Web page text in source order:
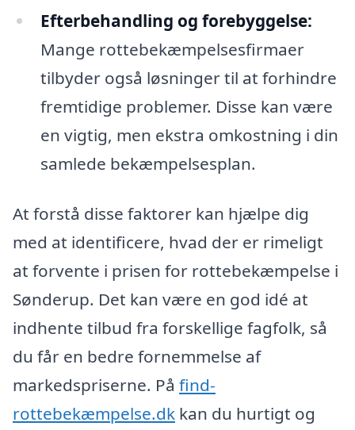
Efterbehandling og forebyggelse:
Mange rottebekæmpelsesfirmaer
tilbyder også løsninger til at forhindre
fremtidige problemer. Disse kan være
en vigtig, men ekstra omkostning i din
samlede bekæmpelsesplan.
At forstå disse faktorer kan hjælpe dig
med at identificere, hvad der er rimeligt
at forvente i prisen for rottebekæmpelse i
Sønderup. Det kan være en god idé at
indhente tilbud fra forskellige fagfolk, så
du får en bedre fornemmelse af
markedspriserne. På find-
rottebekæmpelse.dk kan du hurtigt og